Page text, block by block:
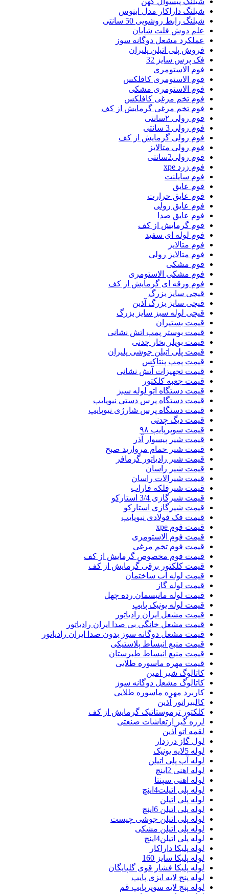
شیلنگ داراکار مدل ابنوس
شیلنگ رابط روشویی 50 سانتی
علم دوش فلت شایان
عملکرد مشعل دوگانه سوز
فروش پلی اتیلن پلیران
فک پرس سایز 32
فوم الاستومری
فوم الاستومری کافلکس
فوم الاستومری مشکی
فوم تخم مرغی کافلکس
فوم تخم مرغی گرمایش از کف
فوم رولی ۲سانتی
فوم رولی 3 سانتی
فوم رولی گرمایش از کف
فوم رولی متالایز
فوم رولی2سانتی
فوم زرد xpe
فوم سایلنت
فوم عایق
فوم عایق حرارت
فوم عایق رولی
فوم عایق صدا
فوم گرمایش از کف
فوم لوله ای سفید
فوم متالایز
فوم متالایز رولی
فوم مشکی
فوم مشکی الاستومری
فوم ورقه ای گرمایش از کف
قیچی سایز بزرگ
قیچی سایز بزرگ آذین
قیچی لوله سبز سایز بزرگ
قیمت بستیران
قیمت بوستر پمپ اتش نشانی
قیمت بویلر بخار چدنی
قیمت پلی اتیلن جوشی پلیران
قیمت پمپ پنتاکس
قیمت تجهیزات آتش نشانی
قیمت جعبه کلکتور
قیمت دستگاه اتو لوله سبز
قیمت دستگاه پرس دستی نیوپایپ
قیمت دستگاه پرس شارژی نیوپایپ
قیمت دیگ چدنی
قیمت سوپرپایپ ۹۸
قیمت شیر پیسوار آذر
قیمت شیر حمام مروارید صبح
قیمت شیر رادیاتور گرمافر
قیمت شیر راسان
قیمت شیرالات راسان
قیمت شیرفلکه فاراب
قیمت شیرگازی 3/4 استارکو
قیمت شیرگازی استارکو
قیمت فک فولادی نیوپایپ
قیمت فوم xpe
قیمت فوم الاستومری
قیمت فوم تخم مرغی
قیمت فوم مخصوص گرمایش از کف
قیمت کلکتور برقی گرمایش از کف
قیمت لوله آب ساختمان
قیمت لوله گاز
قیمت لوله مانیسمان رده چهل
قیمت لوله یونیک پایپ
قیمت مشعل ایران رادیاتور
قیمت مشعل خانگی بی صدا ایران رادیاتور
قیمت مشعل دوگانه سوز بدون صدا ایران رادیاتور
قیمت منبع انبساط پلاستیکی
قیمت منبع انبساط طبرستان
قیمت مهره ماسوره طلایی
کاتالوگ شیر امین
کاتالوگ مشعل دوگانه سوز
کاربرد مهره ماسوره طلایی
کالبیراتور آذین
کلکتور ترموستاتیک گرمایش از کف
لرزه گیر ارتعاشات صنعتی
لقمه اتو آذین
لول گاز درزدار
لوله 5لایه یونیک
لوله آب پلی اتیلن
لوله اهنی 2اینچ
لوله اهنی سپنتا
لوله پلی اتیلت4اینچ
لوله پلی اتیلن
لوله پلی اتیلن 6اینچ
لوله پلی اتیلن جوشی چیست
لوله پلی اتیلن مشکی
لوله پلی اتیلن4اینچ
لوله پلیکا داراکار
لوله پلیکا سایز 160
لوله پلیکا فشار قوی گلپایگان
لوله پنج لایه ایزی پایپ
لوله پنج لایه سوپرپایپ قم